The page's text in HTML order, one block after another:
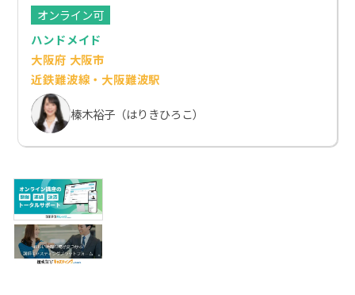
オンライン可
ハンドメイド
大阪府 大阪市
近鉄難波線・大阪難波駅
榛木裕子（はりきひろこ）